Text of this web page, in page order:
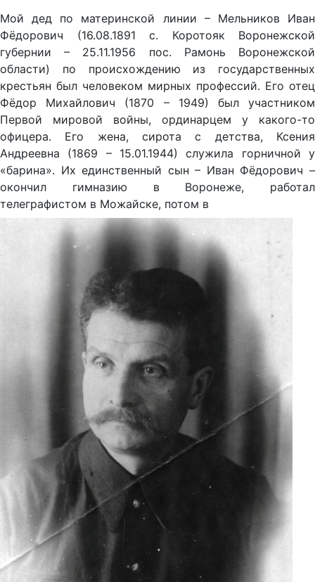
Мой дед по материнской линии – Мельников Иван
Фёдорович (16.08.1891 с. Коротояк Воронежской
губернии – 25.11.1956 пос. Рамонь Воронежской
области) по происхождению из государственных
крестьян был человеком мирных профессий. Его отец
Фёдор Михайлович (1870 – 1949) был участником
Первой мировой войны, ординарцем у какого-то
офицера. Его жена, сирота с детства, Ксения
Андреевна (1869 – 15.01.1944) служила горничной у
«барина». Их единственный сын – Иван Фёдорович –
окончил гимназию в Воронеже, работал
телеграфистом в Можайске, потом в